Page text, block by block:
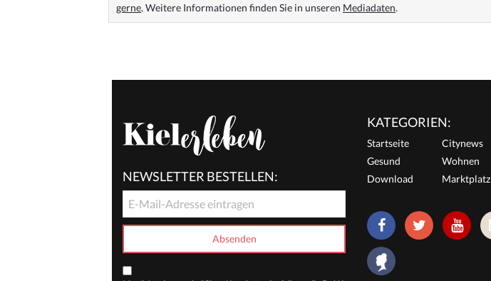
gerne. Weitere Informationen finden Sie in unseren Mediadaten.
NEWSLETTER BESTELLEN:
KATEGORIEN:
Startseite Citynews
Gesund
Wohnen
Download
Marktplatz